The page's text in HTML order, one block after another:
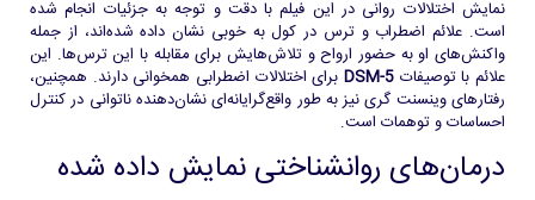
نمایش اختلالات روانی در این فیلم با دقت و توجه به جزئیات انجام شده
است. علائم اضطراب و ترس در کول به خوبی نشان داده شده‌اند، از جمله
واکنش‌های او به حضور ارواح و تلاش‌هایش برای مقابله با این ترس‌ها. این
علائم با توصیفات DSM-5 برای اختلالات اضطرابی همخوانی دارند. همچنین،
رفتارهای وینسنت گری نیز به طور واقع‌گرایانه‌ای نشان‌دهنده ناتوانی در کنترل
احساسات و توهمات است.
درمان‌های روانشناختی نمایش داده شده